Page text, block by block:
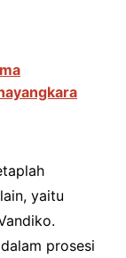
yaitu
prosesi